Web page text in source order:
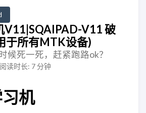
V11|SQAIPAD-V11 破
于所有MTK设备)
候死一死，赶紧跑路ok？
阅读时长: 7 分钟
机